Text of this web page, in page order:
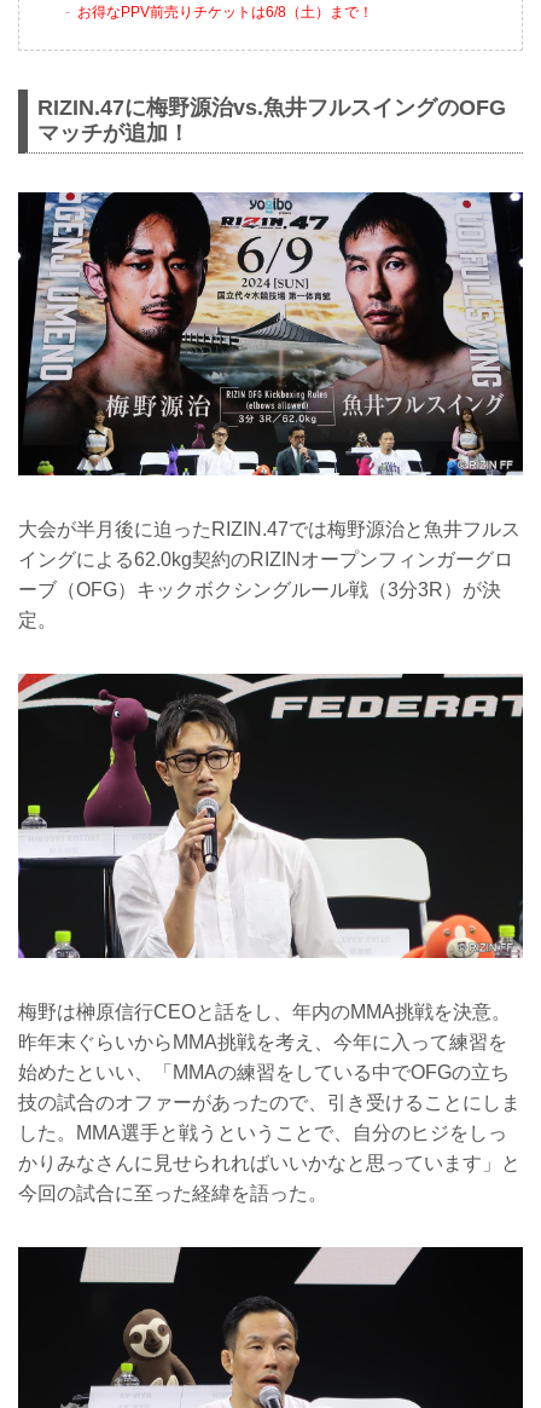
お得なPPV前売りチケットは6/8（土）まで！
RIZIN.47に梅野源治vs.魚井フルスイングのOFG
マッチが追加！
大会が半月後に迫ったRIZIN.47では梅野源治と魚井フルス
イングによる62.0kg契約のRIZINオープンフィンガーグロ
ーブ（OFG）キックボクシングルール戦（3分3R）が決
定。
梅野は榊原信行CEOと話をし、年内のMMA挑戦を決意。
昨年末ぐらいからMMA挑戦を考え、今年に入って練習を
始めたといい、「MMAの練習をしている中でOFGの立ち
技の試合のオファーがあったので、引き受けることにしま
した。MMA選手と戦うということで、自分のヒジをしっ
かりみなさんに見せられればいいかなと思っています」と
今回の試合に至った経緯を語った。